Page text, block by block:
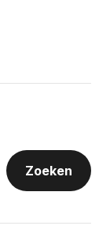
Zoeken